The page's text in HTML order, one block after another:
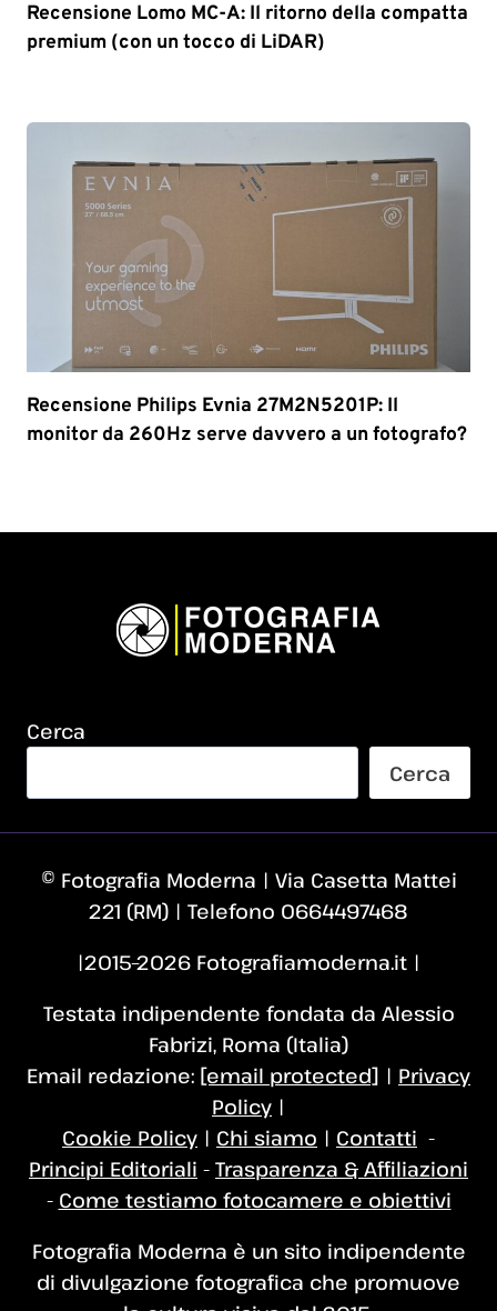
Recensione Lomo MC-A: Il ritorno della compatta
premium (con un tocco di LiDAR)
Recensione Philips Evnia 27M2N5201P: Il
monitor da 260Hz serve davvero a un fotografo?
Cerca
Cerca
© Fotografia Moderna | Via Casetta Mattei
221 (RM) | Telefono 0664497468
|2015–2026 Fotografiamoderna.it |
Testata indipendente fondata da Alessio
Fabrizi, Roma (Italia)
Email redazione: [email protected] | Privacy
Policy |
Cookie Policy | Chi siamo | Contatti -
Principi Editoriali - Trasparenza & Affiliazioni
- Come testiamo fotocamere e obiettivi
Fotografia Moderna è un sito indipendente
di divulgazione fotografica che promuove